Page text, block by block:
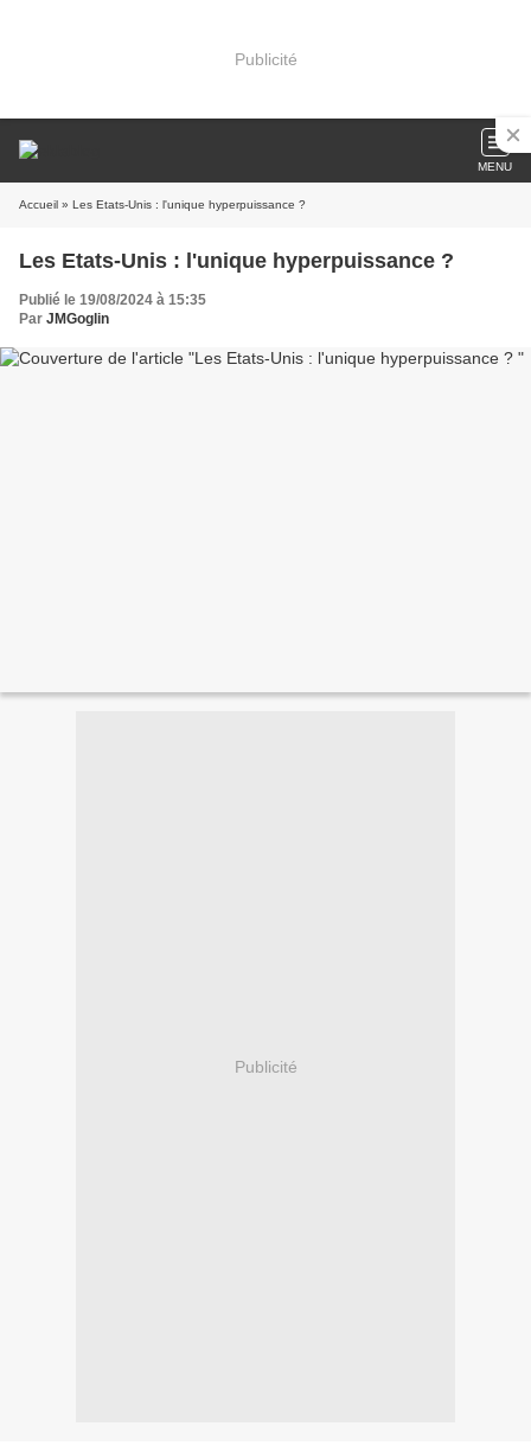
Publicité
MENU
Accueil » Les Etats-Unis : l'unique hyperpuissance ?
Les Etats-Unis : l'unique hyperpuissance ?
Publié le 19/08/2024 à 15:35
Par JMGoglin
Publicité